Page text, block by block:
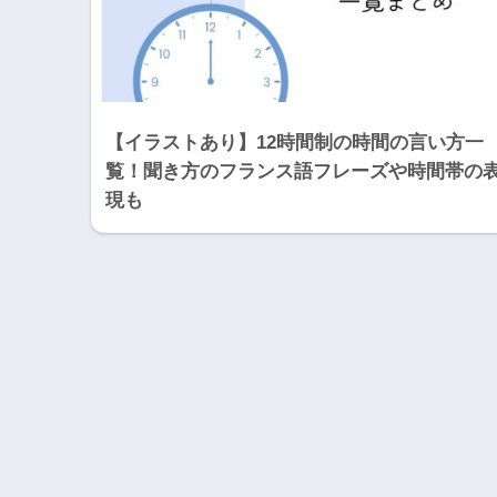
【イラストあり】12時間制の時間の言い方一
覧！聞き方のフランス語フレーズや時間帯の
現も